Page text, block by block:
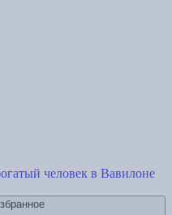
человек в Вавилоне